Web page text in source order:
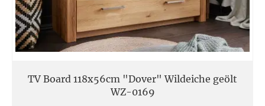
TV Board 118x56cm "Dover" Wildeiche geölt
WZ-0169